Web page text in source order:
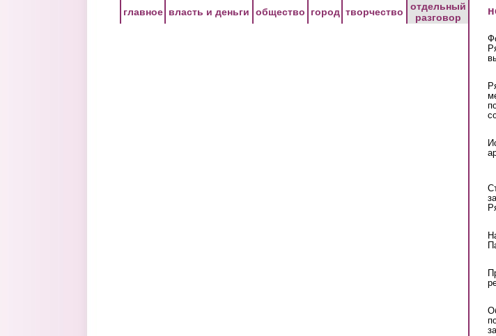
главное власть и деньги общество город творчество
отдельный
разговор